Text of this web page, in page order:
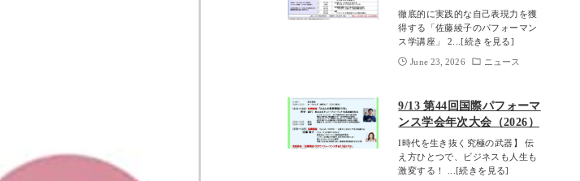
徹底的に実践的な自己表現力を獲
得する「佐藤綾子のパフォーマン
ス学講座」 2...[続きを見る]
June 23, 2026 ニュース
9/13 第44回国際パフォーマ
ンス学会年次大会（2026）
I時代を生き抜く究極の武器】 伝
え方ひとつで、ビジネスも人生も
激変する！ ...[続きを見る]